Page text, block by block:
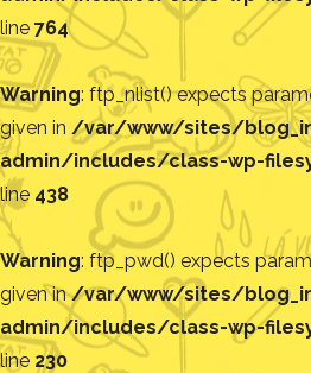
line 764
Warning: ftp_nlist() expects
given in /var/www/sites/
admin/includes/class-wp-
line 438
Warning: ftp_pwd() expects
given in/var/www/sites/
admin/includes/class-wp-
line 230